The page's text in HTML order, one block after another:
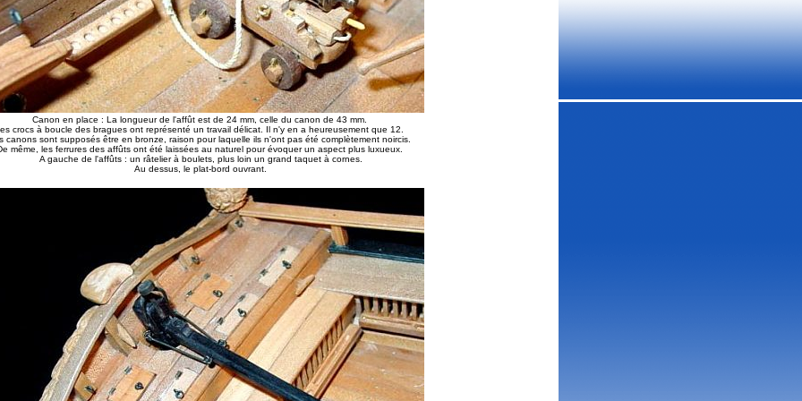
Canon en place : La longueur de l'affût est de 24 mm, celle du canon de 43 mm.
crocs à boucle des bragues ont représenté un travail délicat. Il n'y en a heureusement que 12.
canons sont supposés être en bronze, raison pour laquelle ils n'ont pas été complètement noircis.
même, les ferrures des affûts ont été laissées au naturel pour évoquer un aspect plus luxueux.
A gauche de l'affûts : un râtelier à boulets, plus loin un grand taquet à cornes.
Au dessus, le plat-bord ouvrant.